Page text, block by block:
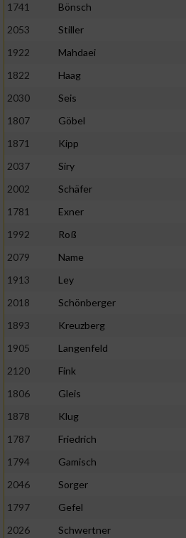
1741
Bönsch
2053
Stiller
1922
Mahdaei
1822
Haag
2030
Seis
1807
Göbel
1871
Kipp
2037
Siry
2002
Schäfer
1781
Exner
1992
Roß
2079
Name
1913
Ley
2018
Schönberger
1893
Kreuzberg
1905
Langenfeld
2120
Fink
1806
Gleis
1878
Klug
1787
Friedrich
1794
Gamisch
2046
Sorger
1797
Gefel
2026
Schwertner